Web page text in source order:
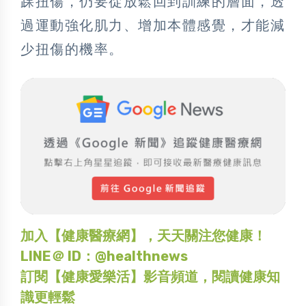
過運動強化肌力、增加本體感覺，才能減
少扭傷的機率。
加入【健康醫療網】，天天關注您健康！
LINE＠ ID：@healthnews
訂閱【健康愛樂活】影音頻道，閱讀健康知
識更輕鬆